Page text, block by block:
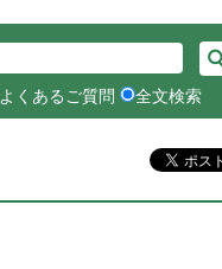
よくあるご質問 全文検索